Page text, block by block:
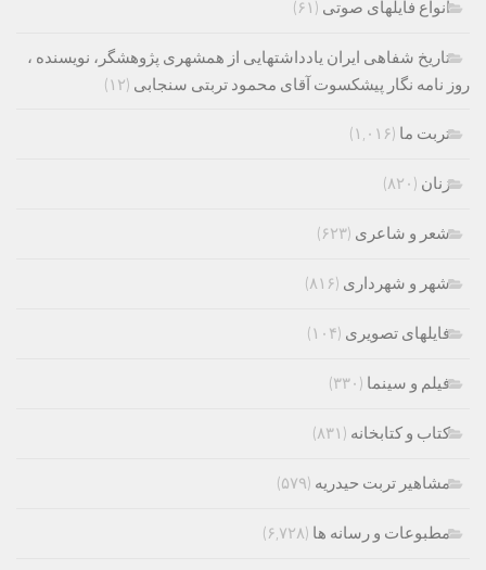
انواع فایلهای صوتی (۶۱)
تاریخ شفاهی ایران یادداشتهایی از همشهری پژوهشگر، نویسنده ،
روز نامه نگار پیشکسوت آقای محمود تربتی سنجابی (۱۲)
تربت ما (۱,۰۱۶)
زنان (۸۲۰)
شعر و شاعری (۶۲۳)
شهر و شهرداری (۸۱۶)
فایلهای تصویری (۱۰۴)
فیلم و سینما (۳۳۰)
کتاب و کتابخانه (۸۳۱)
مشاهیر تربت حیدریه (۵۷۹)
مطبوعات و رسانه ها (۶,۷۲۸)